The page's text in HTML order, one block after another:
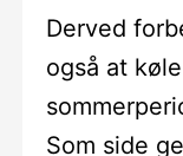
Derved
også at
Som side